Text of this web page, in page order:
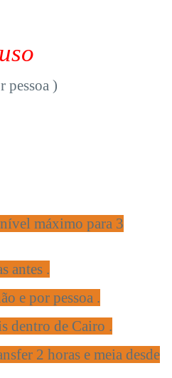
pessoa )
máximo para 3
antes .
e por pessoa .
dentro de Cairo .
2 horas e meia desde